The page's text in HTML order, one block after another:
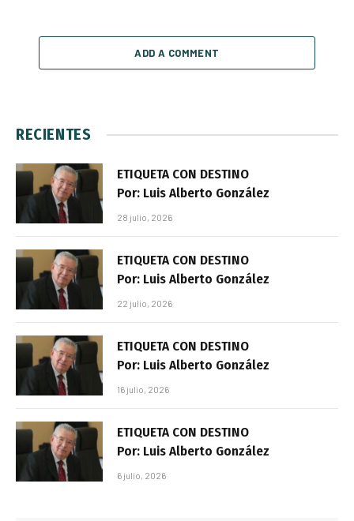
ADD A COMMENT
RECIENTES
ETIQUETA CON DESTINO
Por: Luis Alberto González
28 julio, 2026
ETIQUETA CON DESTINO
Por: Luis Alberto González
22 julio, 2026
ETIQUETA CON DESTINO
Por: Luis Alberto González
16 julio, 2026
ETIQUETA CON DESTINO
Por: Luis Alberto González
6 julio, 2026